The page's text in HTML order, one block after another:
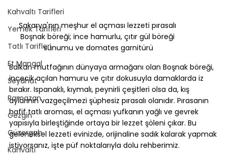
Kahvaltı Tarifleri
Yemek Tarifleri
Tatlı Tarifleri
Et Mangal
Seyahat
Ramazan
Gezgin
Güzergah
Kahvaltı
Sakarya'nın meşhur el açması lezzeti pırasalı
Boşnak böreği; ince hamurlu, çıtır gül böreği
sunumu ve domates garnitürü
Balkan mutfağının dünyaya armağanı olan Boşnak böreği,
incecik açılan hamuru ve çıtır dokusuyla damaklarda iz
bırakır. Ispanaklı, kıymalı, peynirli çeşitleri olsa da, kış
aylarının vazgeçilmezi şüphesiz pırasalı olanıdır. Pırasanın
hafif tatlı aroması, el açması yufkanın yağlı ve gevrek
yapısıyla birleştiğinde ortaya bir lezzet şöleni çıkar. Bu
geleneksel lezzeti evinizde, orijinaline sadık kalarak yapmak
istiyorsanız, işte püf noktalarıyla dolu rehberimiz.